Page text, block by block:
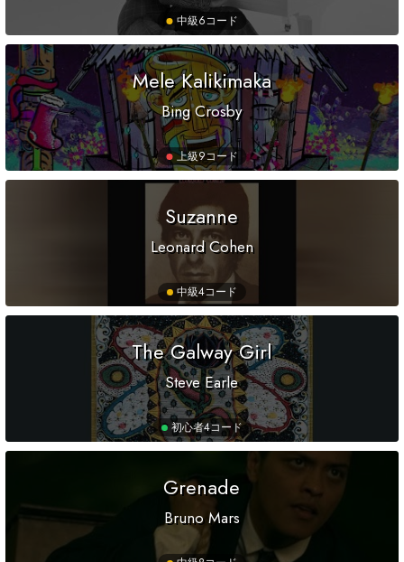
中級6コード
Mele Kalikimaka
Bing Crosby
上級9コード
Suzanne
Leonard Cohen
中級4コード
The Galway Girl
Steve Earle
初心者4コード
Grenade
Bruno Mars